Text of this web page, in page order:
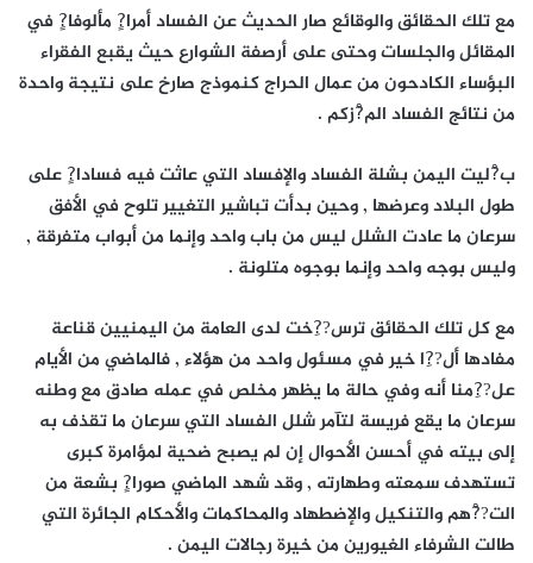
مع تلك الحقائق والوقائع صار الحديث عن الفساد أمرا?ٍ مألوفا?ٍ في
المقائل والجلسات وحتى على أرصفة الشوارع حيث يقبع الفقراء
البؤساء الكادحون من عمال الحراج كنموذج صارخ على نتيجة واحدة
من نتائج الفساد الم?ْزكم .
ب?ْليت اليمن بشلة الفساد والإفساد التي عاثت فيه فسادا?ٍ على
طول البلاد وعرضها , وحين بدأت تباشير التغيير تلوح في الأفق
سرعان ما عادت الشلل ليس من باب واحد وإنما من أبواب متفرقة ,
وليس بوجه واحد وإنما بوجوه متلونة .
مع كل تلك الحقائق ترس??ِخت لدى العامة من اليمنيين قناعة
مفادها أل??ِا خير في مسئول واحد من هؤلاء , فالماضي من الأيام
عل??ِمنا أنه وفي حالة ما يظهر مخلص في عمله صادق مع وطنه
سرعان ما يقع فريسة لتآمر شلل الفساد التي سرعان ما تقذف به
إلى بيته في أحسن الأحوال إن لم يصبح ضحية لمؤامرة كبرى
تستهدف سمعته وطهارته , وقد شهد الماضي صورا?ٍ بشعة من
الت??ْهم والتنكيل والإضطهاد والمحاكمات والأحكام الجائرة التي
طالت الشرفاء الغيورين من خيرة رجالات اليمن .